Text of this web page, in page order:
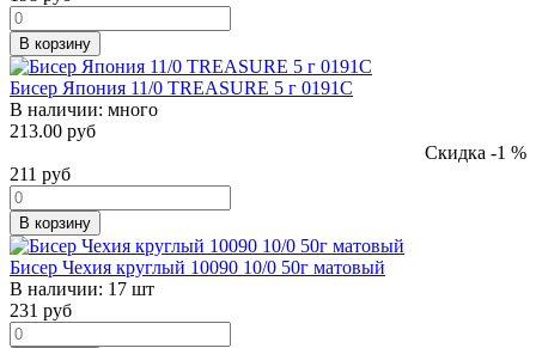
В корзину
Бисер Япония 11/0 TREASURE 5 г 0191C
В наличии: много
213.00 руб
Скидка -1 %
211 руб
В корзину
Бисер Чехия круглый 10090 10/0 50г матовый
В наличии: 17 шт
231 руб